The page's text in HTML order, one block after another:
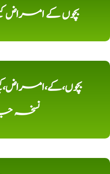
بچوں کے امراض